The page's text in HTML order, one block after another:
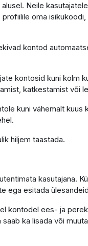
Neile
oma
kontod
kontosid kuni kolm
katkestamist või
kuni vähemalt kuus
hiljem taastada.
kasutajana.
ega esitada
kontodel ees- ja
ka lisada või